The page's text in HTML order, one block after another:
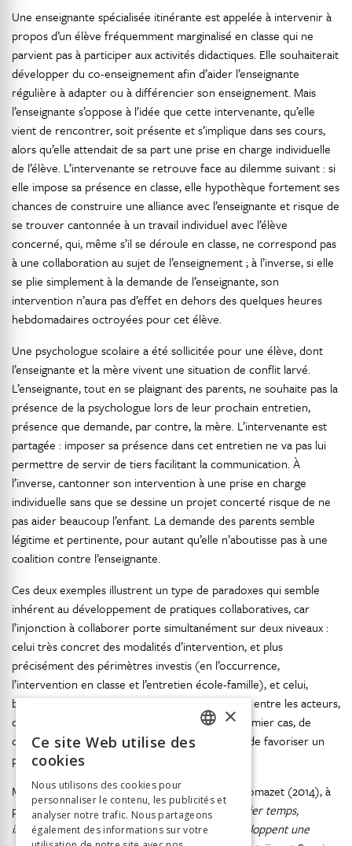
Une enseignante spécialisée itinérante est appelée à intervenir à
propos d’un élève fréquemment marginalisé en classe qui ne
parvient pas à participer aux activités didactiques. Elle souhaiterait
développer du co-enseignement afin d’aider l’enseignante
régulière à adapter ou à différencier son enseignement. Mais
l’enseignante s’oppose à l’idée que cette intervenante, qu’elle
vient de rencontrer, soit présente et s’implique dans ses cours,
alors qu’elle attendait de sa part une prise en charge individuelle
de l’élève. L’intervenante se retrouve face au dilemme suivant : si
elle impose sa présence en classe, elle hypothèque fortement ses
chances de construire une alliance avec l’enseignante et risque de
se trouver cantonnée à un travail individuel avec l’élève
concerné, qui, même s’il se déroule en classe, ne correspond pas
à une collaboration au sujet de l’enseignement ; à l’inverse, si elle
se plie simplement à la demande de l’enseignante, son
intervention n’aura pas d’effet en dehors des quelques heures
hebdomadaires octroyées pour cet élève.
Une psychologue scolaire a été sollicitée pour une élève, dont
l’enseignante et la mère vivent une situation de conflit larvé.
L’enseignante, tout en se plaignant des parents, ne souhaite pas la
présence de la psychologue lors de leur prochain entretien,
présence que demande, par contre, la mère. L’intervenante est
partagée : imposer sa présence dans cet entretien ne va pas lui
permettre de servir de tiers facilitant la communication. À
l’inverse, cantonner son intervention à une prise en charge
individuelle sans que se dessine un projet concerté risque de ne
pas aider beaucoup l’enfant. La demande des parents semble
légitime et pertinente, pour autant qu’elle n’aboutisse pas à une
coalition contre l’enseignante.
Ces deux exemples illustrent un type de paradoxes qui semble
inhérent au développement de pratiques collaboratives, car
l’injonction à collaborer porte simultanément sur deux niveaux :
celui très concret des modalités d’intervention, et plus
précisément des périmètres investis (en l’occurrence,
l’intervention en classe et l’entretien école-famille), et celui,
beaucoup plus subjectif, de la qualité de relation entre les acteurs,
c’est-à-dire des alliances permettant, dans le premier cas, de
collaborer avec l’enseignant, et dans le second, de favoriser un
partenariat entre l’enseignante et les parents.
Mais, comme l’expriment Frangieh, Mérini et Thomazet (2014), à
partir d’un problème paraissant «dans un premier temps,
irréductible et insoluble, les professionnels développent une
ITALIAN
×
Ce site Web utilise des
cookies
Nous utilisons des cookies pour
personnaliser le contenu, les publicités et
analyser notre trafic. Nous partageons
également des informations sur votre